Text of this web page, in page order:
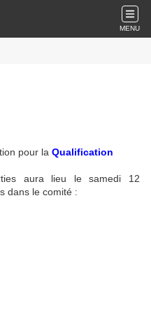
MENU
pour la Qualification
aura lieu le samedi 12
dans le comité :